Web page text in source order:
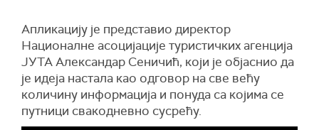
Апликацију је представио директор
Националне асоцијације туристичких агенција
ЈУТА Александар Сеничић, који је објаснио да
је идеја настала као одговор на све већу
количину информација и понуда са којима се
путници свакодневно сусрећу.